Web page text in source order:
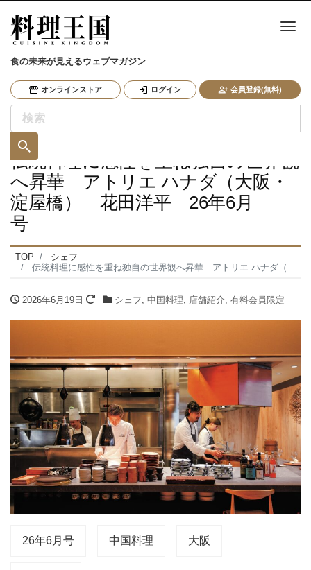
食の未来が見えるウェブマガジン
オンラインストア ログイン 会員登録(無料)
ナ
伝統料理に感性を重ね独自の世界観
へ昇華 アトリエ ハナダ（大阪・
淀屋橋） 花田洋平 26年6月
号
TOP
シェフ
伝統料理に感性を重ね独自の世界観へ昇華 アトリエ ハナダ（大阪・淀屋橋） 花田洋平 26年6月号
2026年6月19日 シェフ, 中国料理, 店舗紹介, 有料会員限定
26年6月号 中国料理 大阪